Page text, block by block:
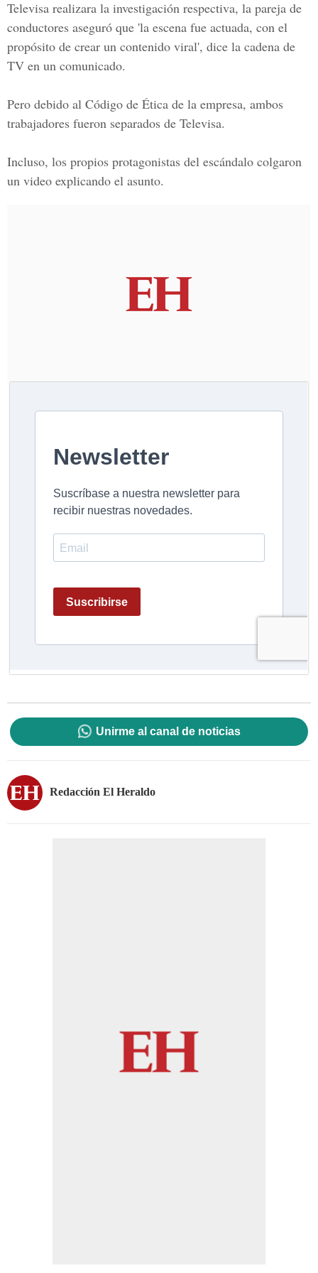
Televisa realizara la investigación respectiva, la pareja de
conductores aseguró que 'la escena fue actuada, con el
propósito de crear un contenido viral', dice la cadena de
TV en un comunicado.
Pero debido al Código de Ética de la empresa, ambos
trabajadores fueron separados de Televisa.
Incluso, los propios protagonistas del escándalo colgaron
un video explicando el asunto.
Unirme al canal de noticias
Redacción El Heraldo